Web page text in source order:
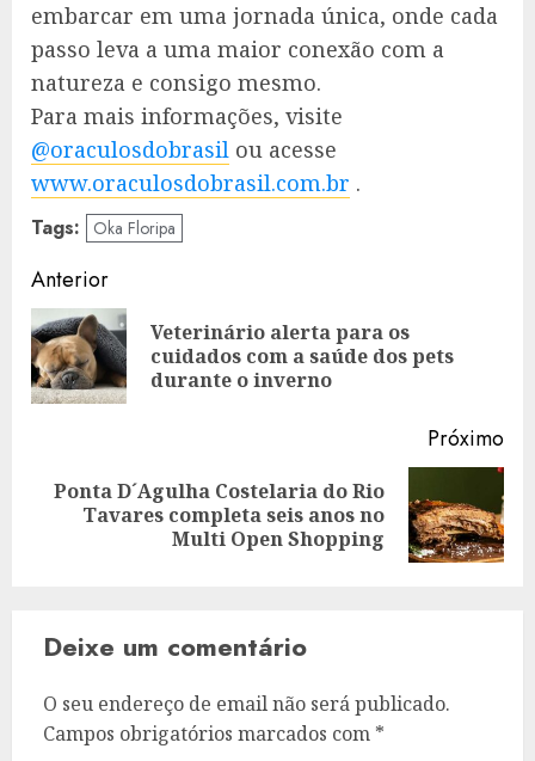
embarcar em uma jornada única, onde cada
passo leva a uma maior conexão com a
natureza e consigo mesmo.
Para mais informações, visite
@oraculosdobrasil ou acesse
www.oraculosdobrasil.com.br .
Tags: Oka Floripa
Navegação
de
artigos
Anterior
Veterinário alerta para os
cuidados com a saúde dos pets
durante o inverno
Próximo
Artigo
Ponta D´Agulha Costelaria do Rio
Tavares completa seis anos no
Multi Open Shopping
Deixe um comentário
O seu endereço de email não será publicado.
Campos obrigatórios marcados com *